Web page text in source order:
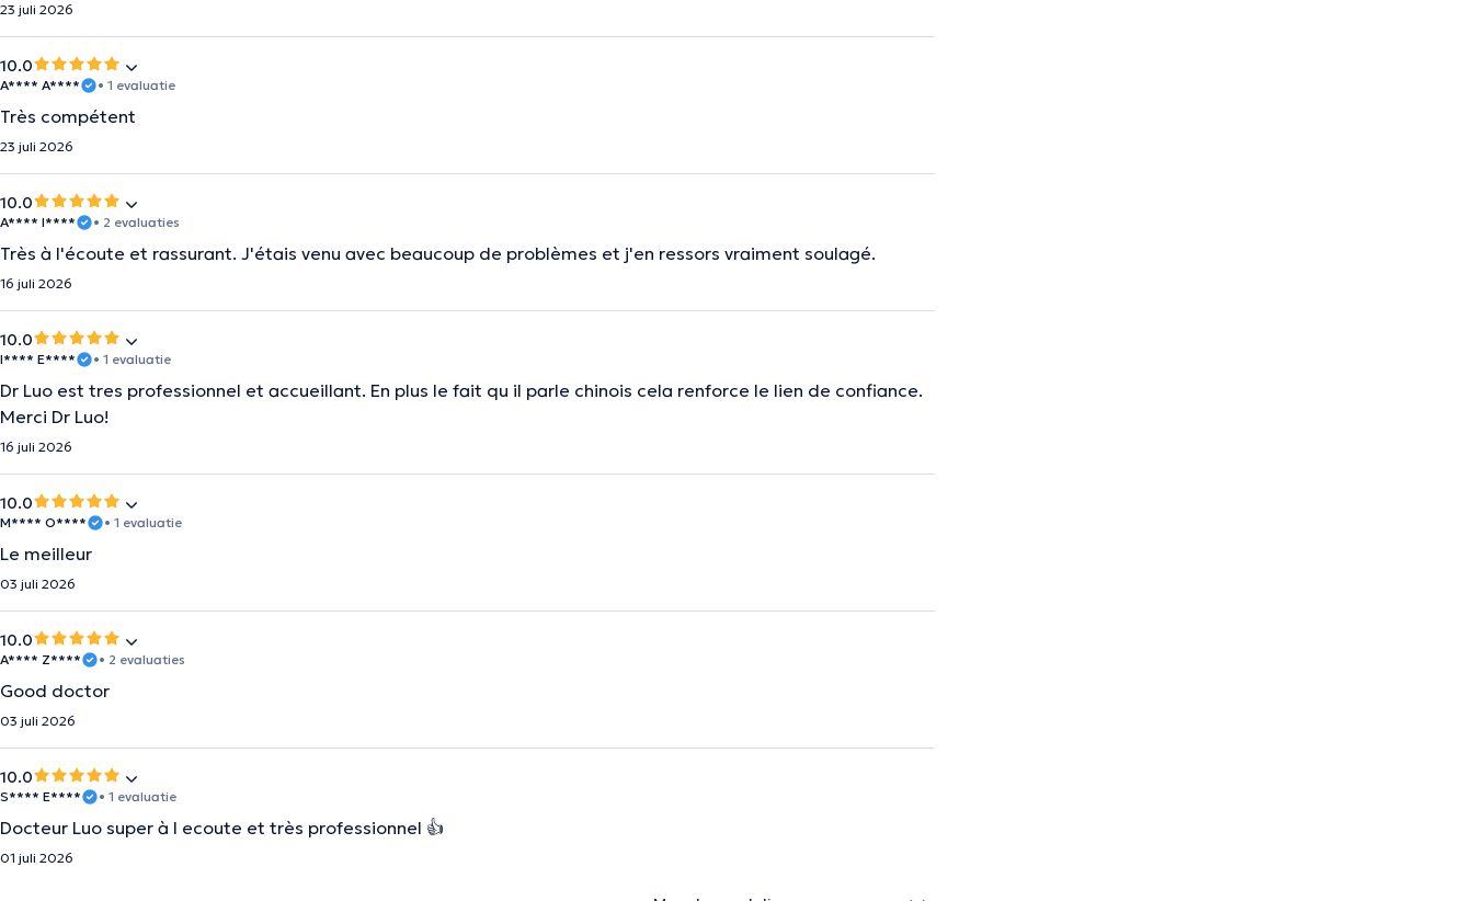
23 juli 2026
10.0
A**** A**** • 1 evaluatie
Très compétent
23 juli 2026
10.0
A**** I**** • 2 evaluaties
Très à l'écoute et rassurant. J'étais venu avec beaucoup de problèmes et j'en ressors vraiment soulagé.
16 juli 2026
10.0
I**** E**** • 1 evaluatie
Dr Luo est tres professionnel et accueillant. En plus le fait qu il parle chinois cela renforce le lien de confiance.
Merci Dr Luo!
16 juli 2026
10.0
M**** O**** • 1 evaluatie
Le meilleur
03 juli 2026
10.0
A**** Z**** • 2 evaluaties
Good doctor
03 juli 2026
10.0
S**** E**** • 1 evaluatie
Docteur Luo super à l ecoute et très professionnel 👍
01 juli 2026